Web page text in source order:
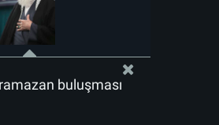
buluşması